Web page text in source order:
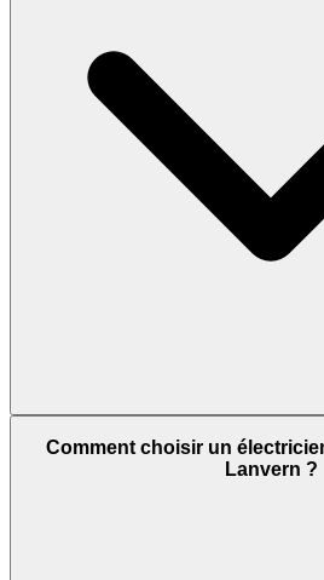
Comment choisir un
Lanvern ?